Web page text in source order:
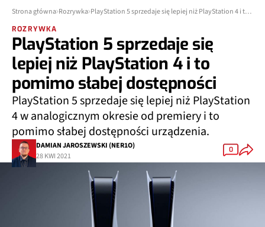
Strona główna Rozrywka PlayStation 5 sprzedaje się lepiej niż PlayStation 4 i to pomimo słabej dostępności
ROZRYWKA
PlayStation 5 sprzedaje się
lepiej niż PlayStation 4 i to
pomimo słabej dostępności
PlayStation 5 sprzedaje się lepiej niż PlayStation
4 w analogicznym okresie od premiery i to
pomimo słabej dostępności urządzenia.
DAMIAN JAROSZEWSKI (NER1O)
28 KWI 2021
0